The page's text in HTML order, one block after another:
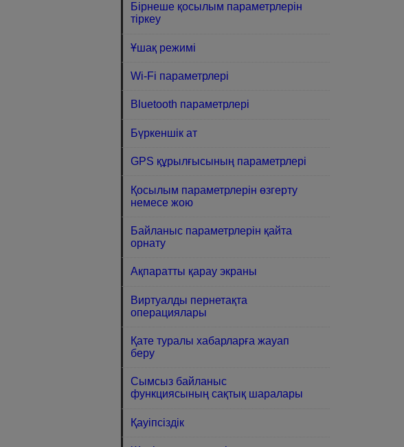
Бірнеше қосылым параметрлерін
тіркеу
Ұшақ режимі
Wi-Fi параметрлері
Bluetooth параметрлері
Бүркеншік ат
GPS құрылғысының параметрлері
Қосылым параметрлерін өзгерту
немесе жою
Байланыс параметрлерін қайта
орнату
Ақпаратты қарау экраны
Виртуалды пернетақта
операциялары
Қате туралы хабарларға жауап
беру
Сымсыз байланыс
функциясының сақтық шаралары
Қауіпсіздік